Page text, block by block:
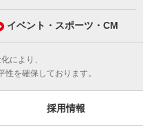
イベント・スポーツ・CM
により、
を確保しております。
採用情報